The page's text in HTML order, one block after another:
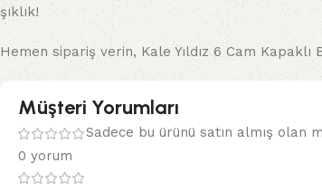
şıklık!
Hemen sipariş verin, Kale Yıldız 6 Cam
Müşteri Yorumları
0 yorum
Sadece bu ürünü satın almış olan